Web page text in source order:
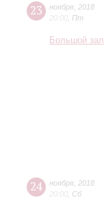
23 ноября 2018
20:00 Пт
Большой зал
24 ноября 2018
20:00 Сб